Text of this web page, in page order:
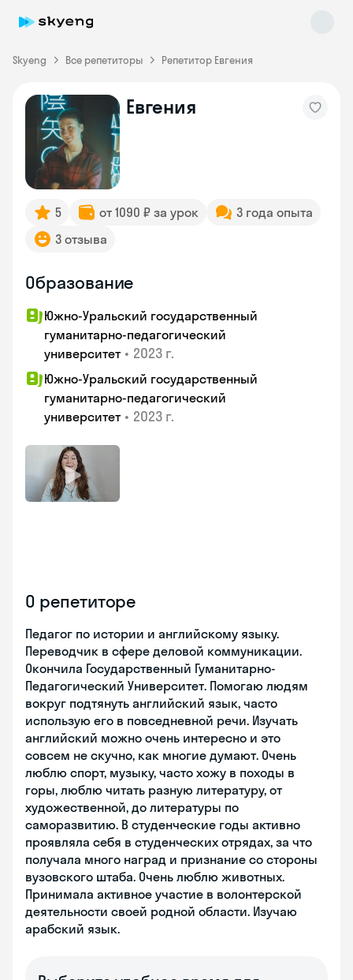
Skyeng Все репетиторы Репетитор Евгения
Евгения
5 от 1090 ₽ за урок
3 года опыта
3 отзыва
Образование
Южно-Уральский государственный
гуманитарно-педагогический
университет • 2023 г.
Южно-Уральский государственный
гуманитарно-педагогический
университет • 2023 г.
О репетиторе
Педагог по истории и английскому языку.
Переводчик в сфере деловой коммуникации.
Окончила Государственный Гуманитарно-
Педагогический Университет. Помогаю людям
вокруг подтянуть английский язык, часто
использую его в повседневной речи. Изучать
английский можно очень интересно и это
совсем не скучно, как многие думают. Очень
люблю спорт, музыку, часто хожу в походы в
горы, люблю читать разную литературу, от
художественной, до литературы по
саморазвитию. В студенческие годы активно
проявляла себя в студенческих отрядах, за что
получала много наград и признание со стороны
вузовского штаба. Очень люблю животных.
Принимала активное участие в волонтерской
деятельности своей родной области. Изучаю
арабский язык.
Skyeng Chat
online